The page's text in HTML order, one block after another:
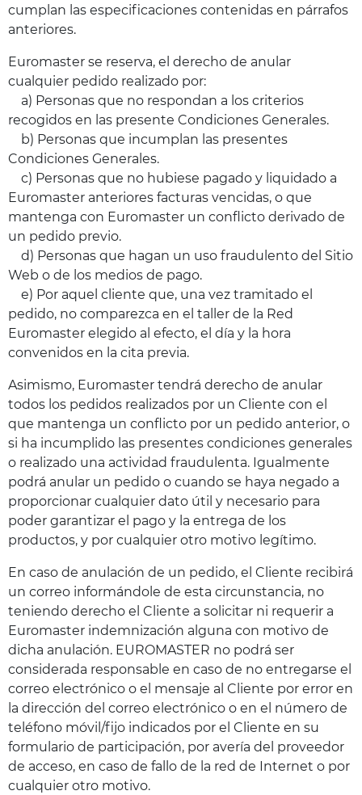
cumplan las especificaciones contenidas en párrafos
anteriores.
Euromaster se reserva, el derecho de anular
cualquier pedido realizado por:
a) Personas que no respondan a los criterios
recogidos en las presente Condiciones Generales.
b) Personas que incumplan las presentes
Condiciones Generales.
c) Personas que no hubiese pagado y liquidado a
Euromaster anteriores facturas vencidas, o que
mantenga con Euromaster un conflicto derivado de
un pedido previo.
d) Personas que hagan un uso fraudulento del Sitio
Web o de los medios de pago.
e) Por aquel cliente que, una vez tramitado el
pedido, no comparezca en el taller de la Red
Euromaster elegido al efecto, el día y la hora
convenidos en la cita previa.
Asimismo, Euromaster tendrá derecho de anular
todos los pedidos realizados por un Cliente con el
que mantenga un conflicto por un pedido anterior, o
si ha incumplido las presentes condiciones generales
o realizado una actividad fraudulenta. Igualmente
podrá anular un pedido o cuando se haya negado a
proporcionar cualquier dato útil y necesario para
poder garantizar el pago y la entrega de los
productos, y por cualquier otro motivo legítimo.
En caso de anulación de un pedido, el Cliente recibirá
un correo informándole de esta circunstancia, no
teniendo derecho el Cliente a solicitar ni requerir a
Euromaster indemnización alguna con motivo de
dicha anulación. EUROMASTER no podrá ser
considerada responsable en caso de no entregarse el
correo electrónico o el mensaje al Cliente por error en
la dirección del correo electrónico o en el número de
teléfono móvil/fijo indicados por el Cliente en su
formulario de participación, por avería del proveedor
de acceso, en caso de fallo de la red de Internet o por
cualquier otro motivo.